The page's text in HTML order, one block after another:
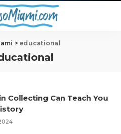
> educational
Collecting Can Teach You